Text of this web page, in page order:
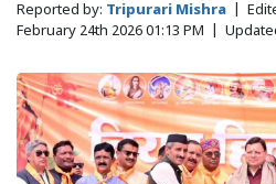
Reported by: Tripurari Mishra
February 24th 2026 01:13 PM